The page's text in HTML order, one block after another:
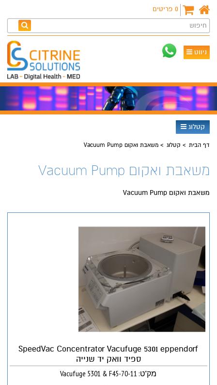
0 פריטים
חיפוש
ניווט
קטלוג
דף הבית קטלוג משאבת ואקום Vacuum Pump
משאבת ואקום Vacuum Pump
משאבת ואקום Vacuum Pump
SpeedVac Concentrator Vacufuge 5301 eppendorf
ספיד וואק יד שנייה
מק"ט: Vacufuge 5301 & F45-70-11